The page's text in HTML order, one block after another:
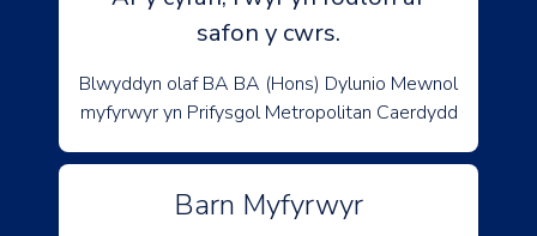
safon y cwrs.
Blwyddyn olaf BA BA (Hons) Dylunio Mewnol
myfyrwyr yn Prifysgol Metropolitan Caerdydd
Barn Myfyrwyr